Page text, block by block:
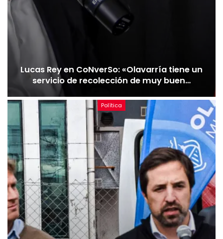
Lucas Rey en CoNverSo: «Olavarría tiene un
servicio de recolección de muy buen…
Política